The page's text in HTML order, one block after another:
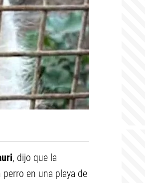
, dijo que la
en una playa de